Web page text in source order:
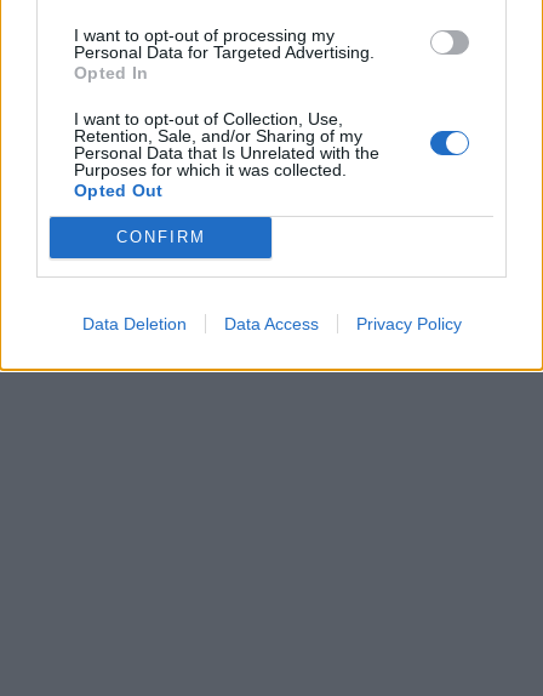
I want to opt-out of processing my
Personal Data for Targeted Advertising.
Opted In
I want to opt-out of Collection, Use,
Retention, Sale, and/or Sharing of my
Personal Data that Is Unrelated with the
Purposes for which it was collected.
Opted Out
CONFIRM
Data Deletion Data Access Privacy Policy